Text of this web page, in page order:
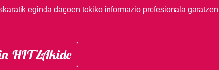
eginda dagoen tokiko informazio profesionala garatzen
HITZAkide